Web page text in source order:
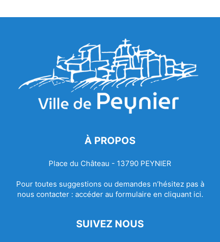
À PROPOS
Place du Château - 13790 PEYNIER
Pour toutes suggestions ou demandes n’hésitez pas à
nous contacter : accéder au formulaire en cliquant ici.
SUIVEZ NOUS